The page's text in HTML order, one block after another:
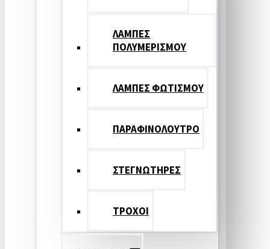
ΛΑΜΠΕΣ
ΠΟΛΥΜΕΡΙΣΜΟΥ
ΛΑΜΠΕΣ ΦΩΤΙΣΜΟΥ
ΠΑΡΑΦΙΝΟΛΟΥΤΡΟ
ΣΤΕΓΝΩΤΗΡΕΣ
ΤΡΟΧΟΙ